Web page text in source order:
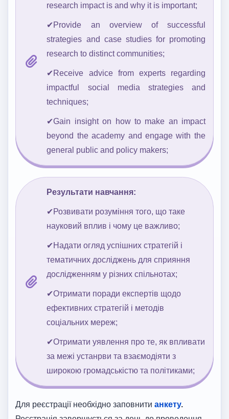
research impact is and why it is important;
✔Provide an overview of successful
strategies and case studies for promoting
research to distinct communities;
✔Receive advice from experts regarding
impactful social media strategies and
techniques;
✔Gain insight on how to make an impact
beyond the academy and engage with the
general public and policy makers;
Результати навчання:
✔Розвивати розуміння того, що таке
науковий вплив і чому це важливо;
✔Надати огляд успішних стратегій і
тематичних досліджень для сприяння
дослідженням у різних спільнотах;
✔Отримати поради експертів щодо
ефективних стратегій і методів
соціальних мереж;
✔Отримати уявлення про те, як впливати
за межі устанрви та взаємодіяти з
широкою громадськістю та політиками;
Для реєстрації необхідно заповнити анкету.